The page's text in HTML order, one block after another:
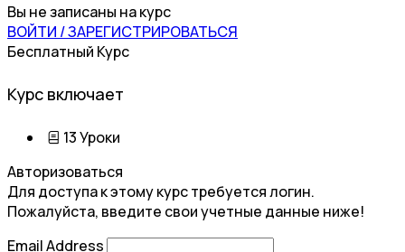
Вы не записаны на курс
ВОЙТИ / ЗАРЕГИСТРИРОВАТЬСЯ
Бесплатный Курс
Курс включает
13 Уроки
Авторизоваться
Для доступа к этому курс требуется логин.
Пожалуйста, введите свои учетные данные ниже!
Email Address